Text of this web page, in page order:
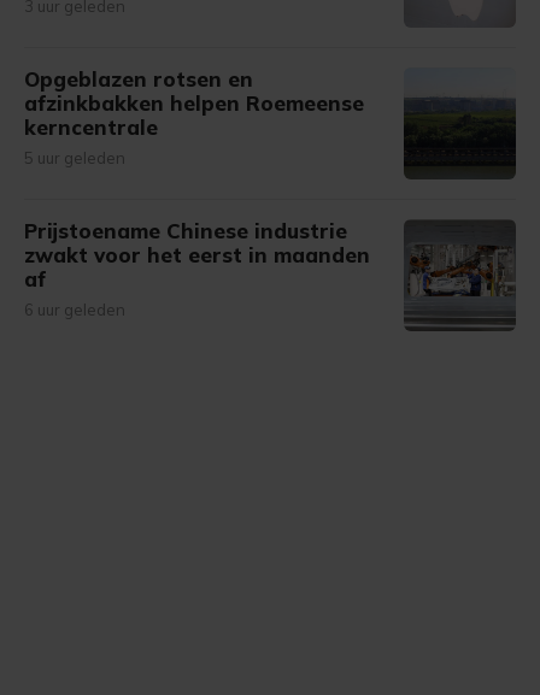
3 uur geleden
Opgeblazen rotsen en
afzinkbakken helpen Roemeense
kerncentrale
5 uur geleden
Prijstoename Chinese industrie
zwakt voor het eerst in maanden
af
6 uur geleden